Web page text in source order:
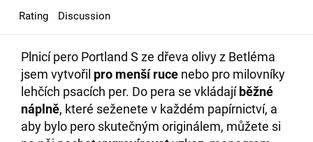
Rating Discussion
Plnicí pero Portland S ze dřeva olivy z Betléma
jsem vytvořil pro menší ruce nebo pro milovníky
lehčích psacích per. Do pera se vkládají běžné
náplně, které seženete v každém papírnictví, a
aby bylo pero skutečným originálem, můžete si